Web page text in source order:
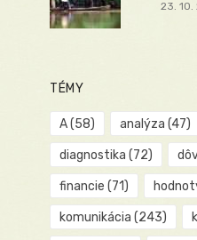
23.
TÉMY
A(58) analýza (47)
diagnostika (72)
financie (71)
komunikácia (243)